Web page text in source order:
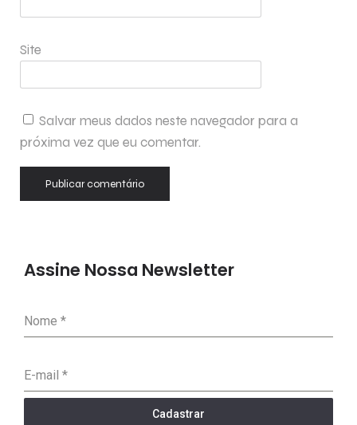
Site
Salvar meus dados neste navegador para a
próxima vez que eu comentar.
Assine Nossa Newsletter
Nome *
E-mail *
Cadastrar